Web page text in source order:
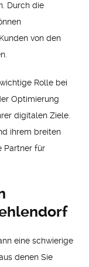
Durch die
von den
Rolle bei
Optimierung
digitalen Ziele.
ihrem breiten
Partner für
eine schwierige
denen Sie